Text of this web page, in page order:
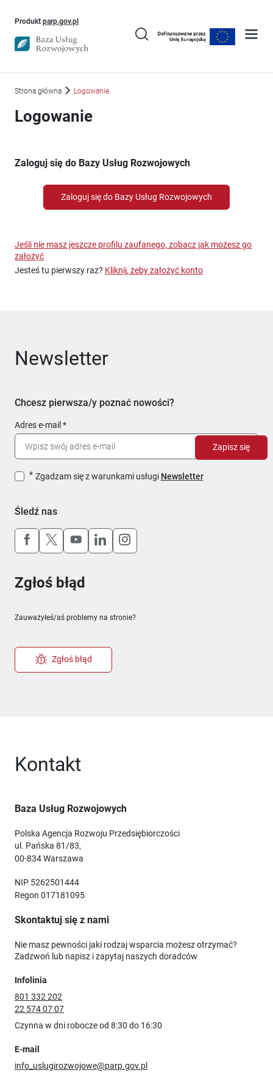
Produkt parp.gov.plUwaga, link otworzy się w nowym oknie
Strona główna Logowanie
Logowanie
Zaloguj się do Bazy Usług Rozwojowych
Zaloguj się do Bazy Usług Rozwojowych
Jeśli nie masz jeszcze profilu zaufanego, zobacz jak możesz go
założyć
Jesteś tu pierwszy raz? Kliknij, żeby założyć konto
Newsletter
Chcesz pierwsza/y poznać nowości?
Adres e-mail
Zgadzam się z warunkami usługi Newsletter
Zapisz się
Śledź nas
Uwaga, link otworzy się w nowym oknie
Uwaga, link otworzy się w nowym oknie
Uwaga, link otworzy się w nowym
Uwaga, link otworzy się w
Uwaga, link otworzy się w
Zgłoś błąd
Zauważyłeś/aś problemy na stronie?
Zgłoś błąd
Kontakt
Baza Usług Rozwojowych
Polska Agencja Rozwoju Przedsiębiorczości
ul. Pańska 81/83,
00-834 Warszawa
NIP 5262501444
Regon 017181095
Skontaktuj się z nami
Nie masz pewności jaki rodzaj wsparcia możesz otrzymać?
Zadzwoń lub napisz i zapytaj naszych doradców
Infolinia
801 332 202
22 574 07 07
Czynna w dni robocze od 8:30 do 16:30
E-mail
info_uslugirozwojowe@parp.gov.pl